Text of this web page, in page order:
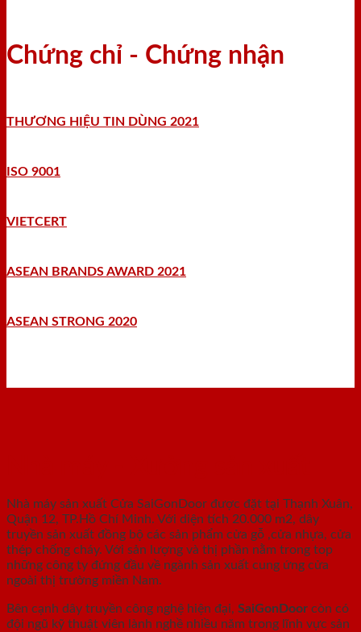
Chứng chỉ - Chứng nhận
THƯƠNG HIỆU TIN DÙNG 2021
ISO 9001
VIETCERT
ASEAN BRANDS AWARD 2021
ASEAN STRONG 2020
Nhà máy sản xuất Cửa SaiGonDoor được đặt tại Thạnh Xuân,
Quận 12, TP.Hồ Chí Minh. Với diện tích 20.000 m2, dây
truyền sản xuất đồng bộ các sản phẩm cửa gỗ ,cửa nhựa, cửa
thép chống cháy. Với sản lượng và thị phần nằm trong top
những công ty đứng đầu về ngành sản xuất cung ứng cửa
ngoài thị trường miền Nam.
Bên cạnh dây truyền công nghệ hiện đại, SaiGonDoor còn có
đội ngũ kỹ thuật viên lành nghề nhiều năm trong lĩnh vực sản